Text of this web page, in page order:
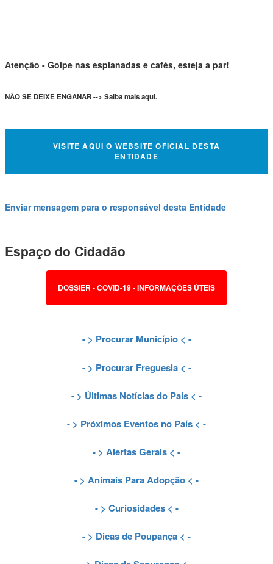
Atenção - Golpe nas esplanadas e cafés, esteja a par!
NÃO SE DEIXE ENGANAR --> Saiba mais aqui.
VISITE AQUI O WEBSITE OFICIAL DESTA
ENTIDADE
Enviar mensagem para o responsável desta Entidade
Espaço do Cidadão
DOSSIER - COVID-19 - INFORMAÇÕES ÚTEIS
- > Procurar Município< -
- > Procurar Freguesia< -
- > Últimas Notícias do País < -
- > Próximos Eventos no País < -
- > Alertas Gerais < -
- > Animais Para Adopção < -
- > Curiosidades< -
- > Dicas de Poupança < -